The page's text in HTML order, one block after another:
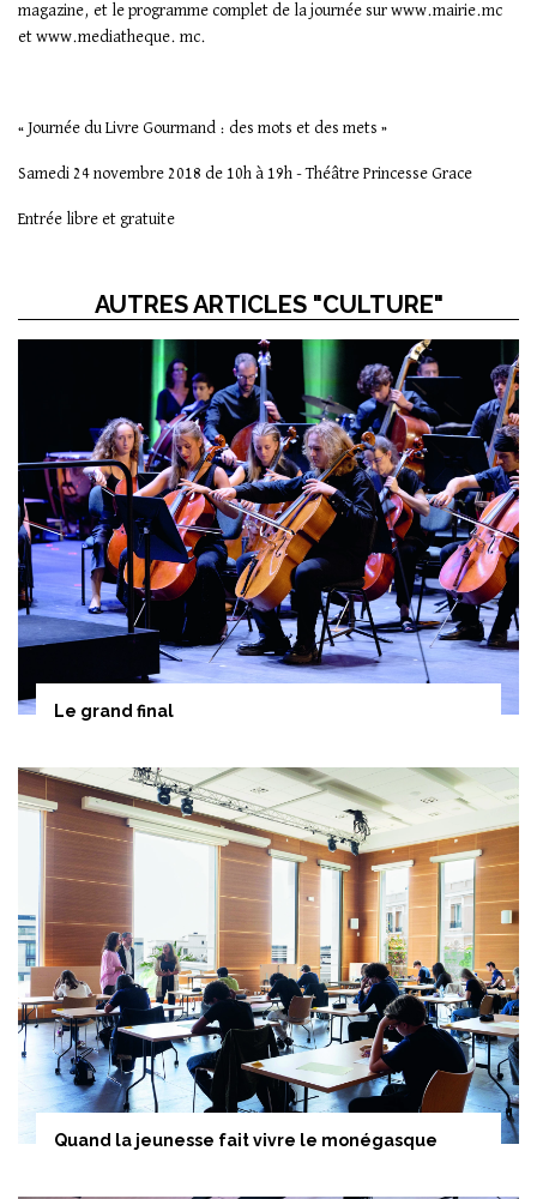
magazine, et le programme complet de la journée sur www.mairie.mc
et www.mediatheque. mc.
« Journée du Livre Gourmand : des mots et des mets »
Samedi 24 novembre 2018 de 10h à 19h - Théâtre Princesse Grace
Entrée libre et gratuite
AUTRES ARTICLES "CULTURE"
Le grand final
Quand la jeunesse fait vivre le monégasque